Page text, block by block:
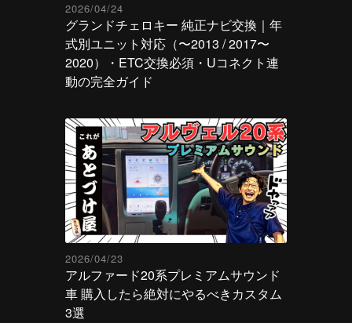
2026/04/24
グランドチェロキー 純正ナビ交換｜年
式別ユニット対応（〜2013 / 2017〜
2020）・ETC交換必須・Uコネクト連
動の完全ガイド
2026/04/23
アルファード20系プレミアムサウンド
車 購入したら絶対にやるべきカスタム
3選